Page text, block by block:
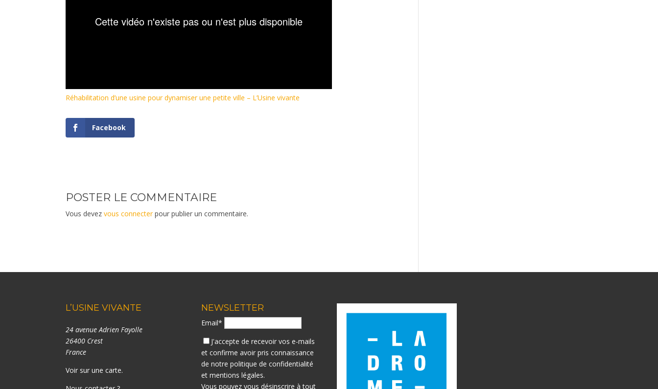
Réhabilitation d’une usine pour dynamiser une petite ville – L’Usine vivante
Facebook
POSTER LE COMMENTAIRE
Vous devezvous connecterpour publier un commentaire.
L’USINE VIVANTE
24 avenue Adrien Fayolle
26400 Crest
France
Voir sur une carte.
NEWSLETTER
Email*
J'accepte de recevoir vos e-mails
et confirme avoir pris connaissance
de notrepolitique de confidentialité
et mentions légales.
Vous pouvez vous désinscrire à tout